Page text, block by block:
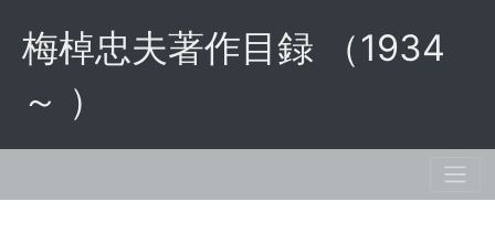
梅棹忠夫著作目録 （1934
～ ）